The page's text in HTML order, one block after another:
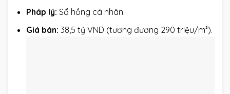
Pháp lý: Sổ hồng cá nhân.
Giá bán: 38,5 tỷ VND (tương đương 290 triệu/m²).